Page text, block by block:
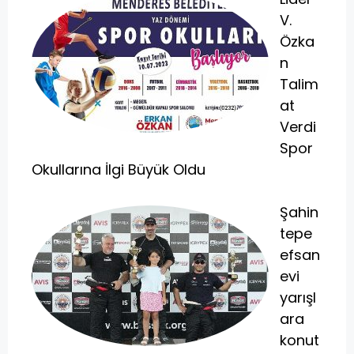
V.
Özka
n
Talim
at
Verdi
Spor
Okullarına İlgi Büyük Oldu
Şahin
tepe
efsan
evi
yarışl
ara
konut